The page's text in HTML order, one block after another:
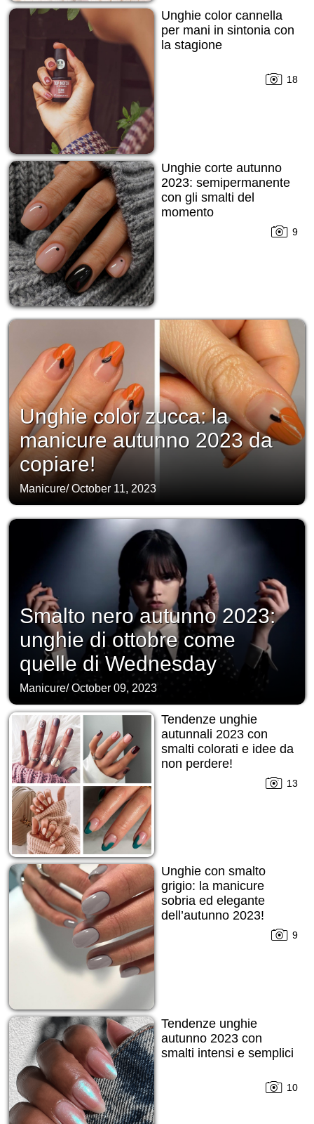
Unghie color cannella
per mani in sintonia con
la stagione
18
Unghie corte autunno
2023: semipermanente
con gli smalti del
momento
9
Unghie color zucca: la
manicure autunno 2023 da
copiare!
Manicure/October 11, 2023
Smalto nero autunno 2023:
unghie di ottobre come
quelle di Wednesday
Manicure/October 09, 2023
Tendenze unghie
autunnali 2023 con
smalti colorati e idee da
non perdere!
13
Unghie con smalto
grigio: la manicure
sobria ed elegante
dell’autunno 2023!
9
Tendenze unghie
autunno 2023 con
smalti intensi e semplici
10